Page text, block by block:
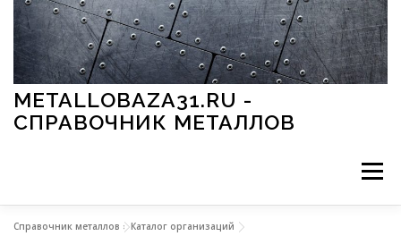
Перейти к содержимому
METALLOBAZA31.RU -
СПРАВОЧНИК МЕТАЛЛОВ
Меню
Справочник металлов »Каталог организаций